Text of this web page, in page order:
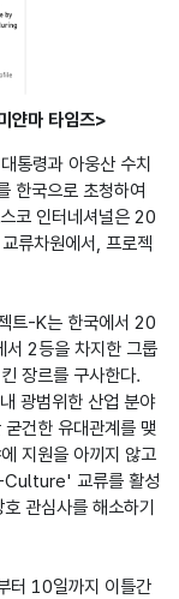
얀마 타임즈>
통령과 아웅산 수치
한국으로 초청하여
코 인터네셔널은 20
류차원에서, 프로젝
트-K는 한국에서 20
서 2등을 차지한 그룹
장르를 구사한다.
광범위한 산업 분야
건한 유대관계를 맺
지원을 아끼지 않고
Culture' 교류를 활성
관심사를 해소하기
터 10일까지 이틀간